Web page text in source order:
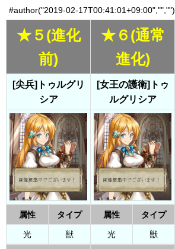
#author("2019-02-17T00:41:01+09:00","","")
★５(進化
前)
★６(通常
進化)
[尖兵]トゥルグリ
シア
[女王の護衛]トゥ
ルグリシア
属性 タイプ 属性 タイプ
光 獣 光 獣